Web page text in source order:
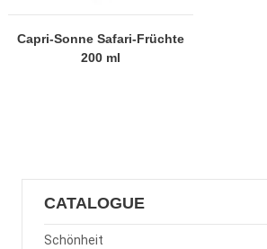
CATALOGUE
Schönheit
Capri-Sonne Safari-Früchte
200 ml